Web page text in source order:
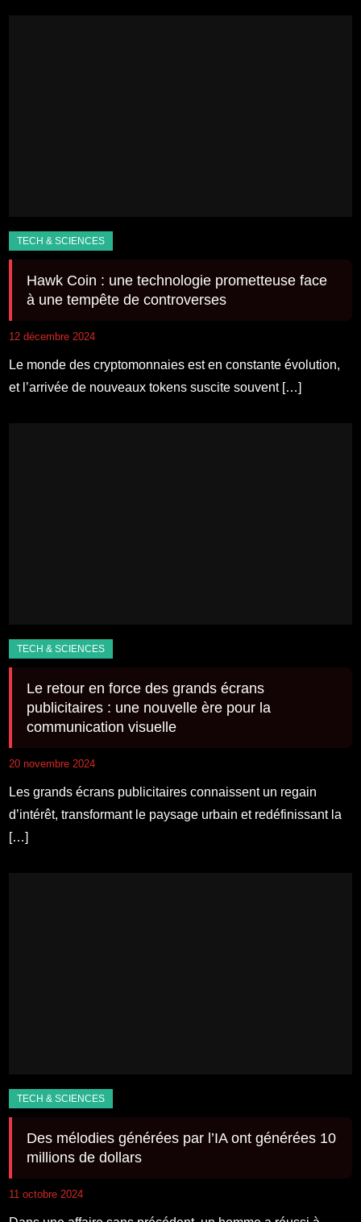
Hawk Coin : une technologie prometteuse face
à une tempête de controverses
12 décembre 2024
Le monde des cryptomonnaies est en constante évolution,
et l’arrivée de nouveaux tokens suscite souvent […]
Le retour en force des grands écrans
publicitaires : une nouvelle ère pour la
communication visuelle
20 novembre 2024
Les grands écrans publicitaires connaissent un regain
d’intérêt, transformant le paysage urbain et redéfinissant la
[…]
Des mélodies générées par l’IA ont générées 10
millions de dollars
11 octobre 2024